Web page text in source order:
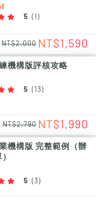
5 ( 1 )
NT$2,000 NT$1,590
機構版評核攻略
5 ( 13 )
NT$2,790 NT$1,990
機構版 完整範例（辦
5 ( 3 )